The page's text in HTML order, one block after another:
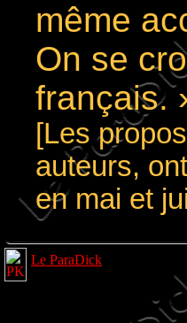
même
On se
français.
[Les
auteurs,
en mai et
Le ParaDick